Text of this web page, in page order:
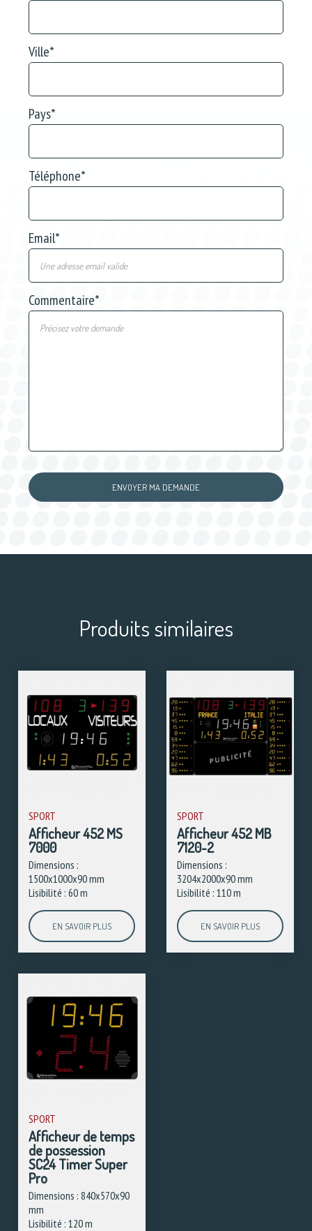
Ville*
Pays*
Téléphone*
Email*
Commentaire*
Produits similaires
SPORT
Afficheur 452 MS
7000
Dimensions :
1500x1000x90 mm
Lisibilité : 60 m
EN SAVOIR PLUS
SPORT
Afficheur 452 MB
7120-2
Dimensions :
3204x2000x90 mm
Lisibilité : 110 m
EN SAVOIR PLUS
SPORT
Afficheur de temps
de possession
SC24 Timer Super
Pro
Dimensions : 840x570x90
mm
Lisibilité : 120 m